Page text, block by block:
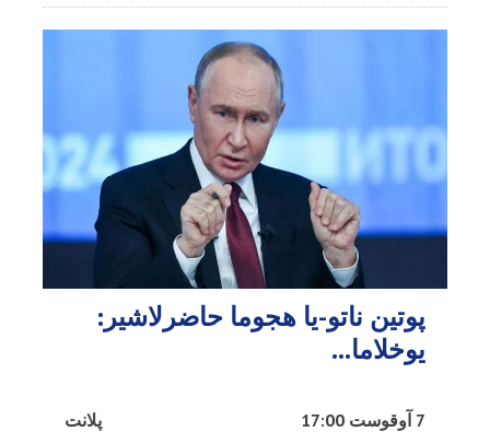
پوتین ناتو-یا هجوما حاضرلاشیر:
یوخلاما...
پلانت 7 آوقوست 17:00